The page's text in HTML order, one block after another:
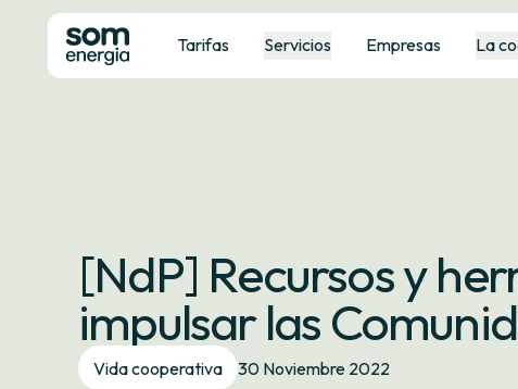
Tarifas Servicios Empresas La
[NdP] Recursos y
impulsar las
Vida cooperativa 30 Noviembre 2022